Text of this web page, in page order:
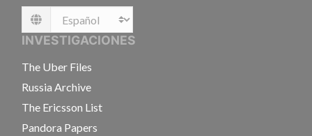
Language
INVESTIGACIONES
The Uber Files
Russia Archive
The Ericsson List
Pandora Papers